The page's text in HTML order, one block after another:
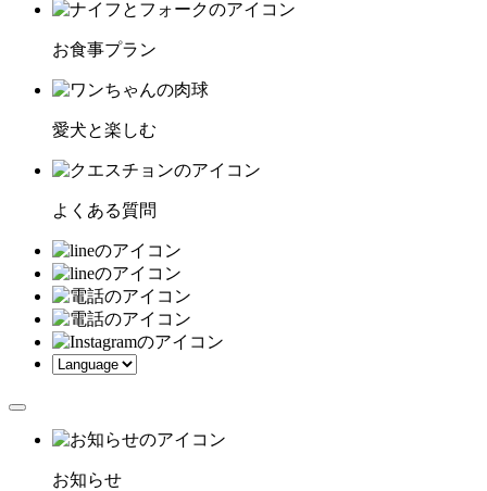
お食事プラン
愛犬と楽しむ
よくある質問
お知らせ